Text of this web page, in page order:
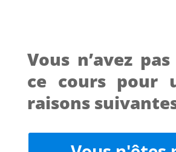
Vous n’avez
ce cours pour
raisons